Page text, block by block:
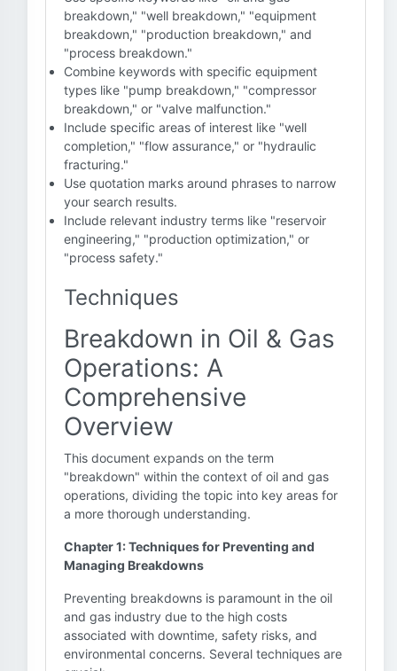
breakdown," "well breakdown," "equipment
breakdown," "production breakdown," and
"process breakdown."
Combine keywords with specific equipment
types like "pump breakdown," "compressor
breakdown," or "valve malfunction."
Include specific areas of interest like "well
completion," "flow assurance," or "hydraulic
fracturing."
Use quotation marks around phrases to narrow
your search results.
Include relevant industry terms like "reservoir
engineering," "production optimization," or
"process safety."
Techniques
Breakdown in Oil & Gas
Operations: A
Comprehensive
Overview
This document expands on the term
"breakdown" within the context of oil and gas
operations, dividing the topic into key areas for
a more thorough understanding.
Chapter 1: Techniques for Preventing and
Managing Breakdowns
Preventing breakdowns is paramount in the oil
and gas industry due to the high costs
associated with downtime, safety risks, and
environmental concerns. Several techniques are